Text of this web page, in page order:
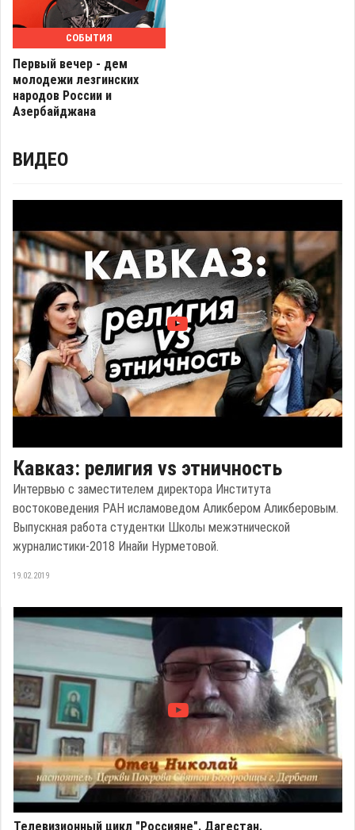
СОБЫТИЯ
Первый вечер - дем
молодежи лезгинских
народов России и
Азербайджана
ВИДЕО
Кавказ: религия vs этничность
Интервью с заместителем директора Института
востоковедения РАН исламоведом Аликбером Аликберовым.
Выпускная работа студентки Школы межэтнической
журналистики-2018 Инайи Нурметовой.
19.02.2019
Телевизионный цикл "Россияне". Дагестан.